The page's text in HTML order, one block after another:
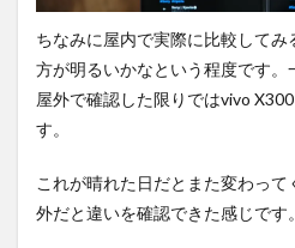
ちなみに屋内で実際に比較して
方が明るいかなという程度です
屋外で確認した限りではvivo
す。
これが晴れた日だとまた変わっ
外だと違いを確認できた感じです。